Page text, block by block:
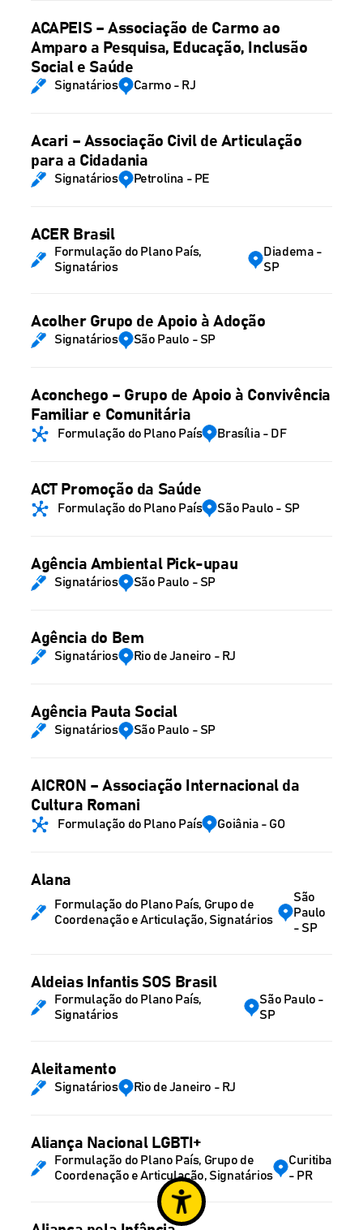
ACAPEIS – Associação de Carmo ao
Amparo a Pesquisa, Educação, Inclusão
Social e Saúde
Signatários Carmo - RJ
Acari – Associação Civil de Articulação
para a Cidadania
Signatários Petrolina - PE
ACER Brasil
Formulação do Plano País,
Signatários
Diadema -
SP
Acolher Grupo de Apoio à Adoção
Signatários São Paulo - SP
Aconchego – Grupo de Apoio à Convivência
Familiar e Comunitária
Formulação do Plano País Brasília - DF
ACT Promoção da Saúde
Formulação do Plano País São Paulo - SP
Agência Ambiental Pick-upau
Signatários São Paulo - SP
Agência do Bem
Signatários Rio de Janeiro - RJ
Agência Pauta Social
Signatários São Paulo - SP
AICRON – Associação Internacional da
Cultura Romani
Formulação do Plano País Goiânia - GO
Alana
Formulação do Plano País, Grupo de
Coordenação e Articulação, Signatários
São
Paulo
- SP
Aldeias Infantis SOS Brasil
Formulação do Plano País,
Signatários
São Paulo -
SP
Aleitamento
Signatários Rio de Janeiro - RJ
Aliança Nacional LGBTI+
Formulação do Plano País, Grupo de
Coordenação e Articulação, Signatários
Curitiba
- PR